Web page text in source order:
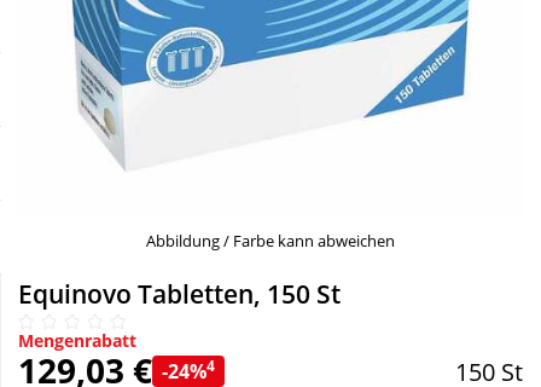
Schnäppchen
Täglich gut versorgt
Körperpflege & Kosmetik
Liebe & Erotik
Mutter & Kind
Nahrungsergänzung
Natur & Homöopathie
Abbildung / Farbe kann abweichen
Equinovo Tabletten, 150 St
Mengenrabatt
129,03 € -24%4 150 St